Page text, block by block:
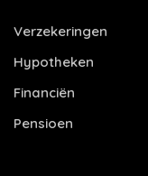
Verzekeringen
Hypotheken
Financiën
Pensioen